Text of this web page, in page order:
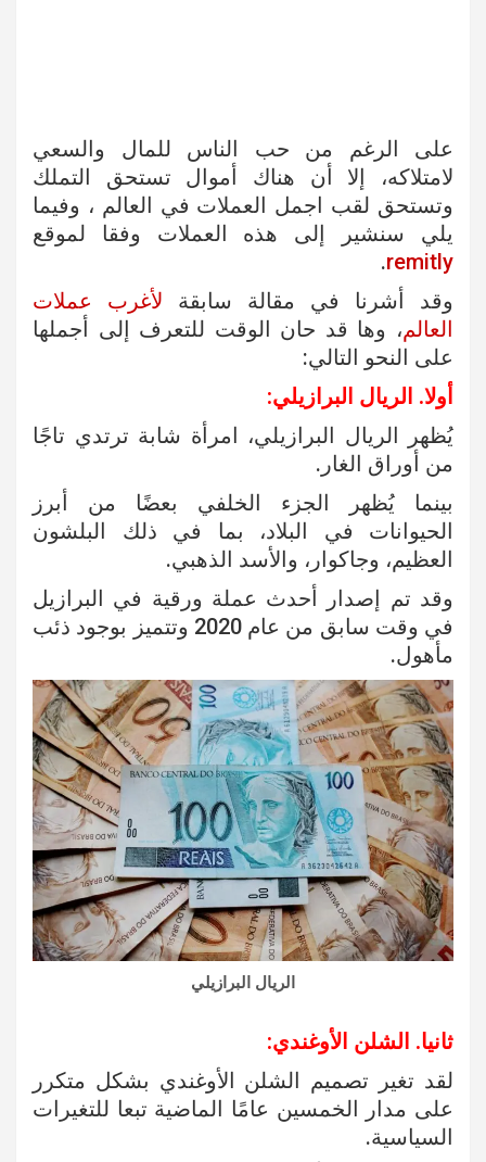
على الرغم من حب الناس للمال والسعي
لامتلاكه، إلا أن هناك أموال تستحق التملك
وتستحق لقب اجمل العملات في العالم ، وفيما
يلي سنشير إلى هذه العملات وفقا لموقع
remitly
.
وقد أشرنا في مقالة سابقة لأغرب عملات
العالم، وها قد حان الوقت للتعرف إلى أجملها
على النحو التالي:
أولا. الريال البرازيلي:
يُظهر الريال البرازيلي، امرأة شابة ترتدي تاجًا
من أوراق الغار.
بينما يُظهر الجزء الخلفي بعضًا من أبرز
الحيوانات في البلاد، بما في ذلك البلشون
العظيم، وجاكوار، والأسد الذهبي.
وقد تم إصدار أحدث عملة ورقية في البرازيل
في وقت سابق من عام 2020 وتتميز بوجود ذئب
مأهول.
الريال البرازيلي
ثانيا. الشلن الأوغندي:
لقد تغير تصميم الشلن الأوغندي بشكل متكرر
على مدار الخمسين عامًا الماضية تبعا للتغيرات
السياسية.